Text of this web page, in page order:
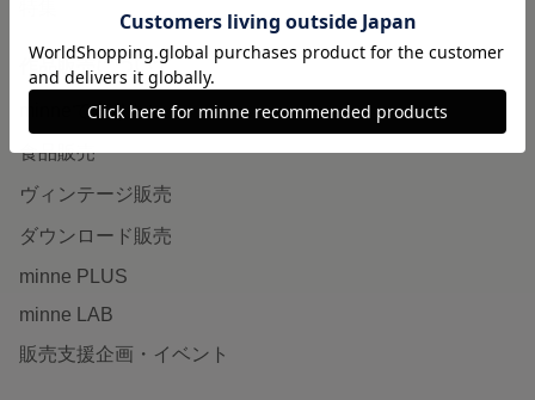
作品販売について
minneで売りたい
食品販売
ヴィンテージ販売
ダウンロード販売
minne PLUS
minne LAB
販売支援企画・イベント